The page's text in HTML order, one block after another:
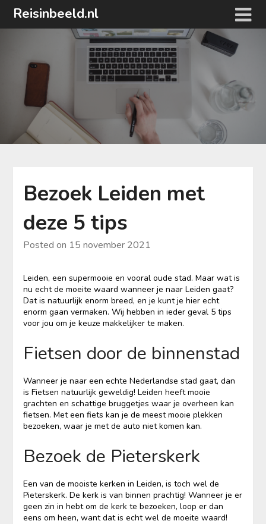
Reisinbeeld.nl
Bezoek Leiden met
deze 5 tips
Posted on 15 november 2021
Leiden, een supermooie en vooral oude stad. Maar wat is
nu echt de moeite waard wanneer je naar Leiden gaat?
Dat is natuurlijk enorm breed, en je kunt je hier echt
enorm gaan vermaken. Wij hebben in ieder geval 5 tips
voor jou om je keuze makkelijker te maken.
Fietsen door de binnenstad
Wanneer je naar een echte Nederlandse stad gaat, dan
is Fietsen natuurlijk geweldig! Leiden heeft mooie
grachten en schattige bruggetjes waar je overheen kan
fietsen. Met een fiets kan je de meest mooie plekken
bezoeken, waar je met de auto niet komen kan.
Bezoek de Pieterskerk
Een van de mooiste kerken in Leiden, is toch wel de
Pieterskerk. De kerk is van binnen prachtig! Wanneer je er
geen zin in hebt om de kerk te bezoeken, loop er dan
eens om heen, want dat is echt wel de moeite waard!